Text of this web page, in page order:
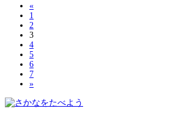
«
1
2
3
4
5
6
7
»